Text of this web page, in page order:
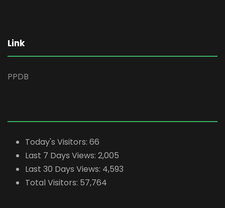
Link
PPDB
Today's Visitors: 66
Last 7 Days Views: 2,005
Last 30 Days Views: 4,593
Total Visitors: 57,764